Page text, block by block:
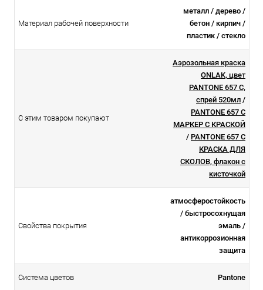
Материал рабочей поверхности
металл / дерево /
бетон / кирпич /
пластик / стекло
С этим товаром покупают
Аэрозольная краска
ONLAK, цвет
PANTONE 657 C,
спрей 520мл /
PANTONE 657 C
МАРКЕР С КРАСКОЙ
/ PANTONE 657 C
КРАСКА ДЛЯ
СКОЛОВ, флакон с
кисточкой
Свойства покрытия
атмосферостойкоcть
/ быстросохнущая
эмаль /
антикоррозионная
защита
Система цветов Pantone